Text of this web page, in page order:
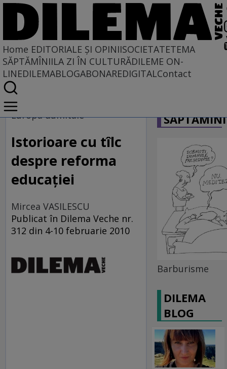
Home EDITORIALE ȘI OPINIISOCIETATETEMA
SĂPTĂMÎNIILA ZI ÎN CULTURĂDILEME ON-
LINEDILEMABLOGABONAREDIGITALContact
Home
EDITORIALE ȘI OPINII
SITUAȚIUNEA
Europa dumitale
Istorioare cu tîlc
despre reforma
educației
Mircea VASILESCU
Publicat în Dilema Veche nr.
312 din 4-10 februarie 2010
Barburisme
DILEMA
BLOG